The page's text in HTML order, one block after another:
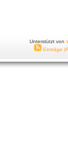
Unterstützt von
Einträge